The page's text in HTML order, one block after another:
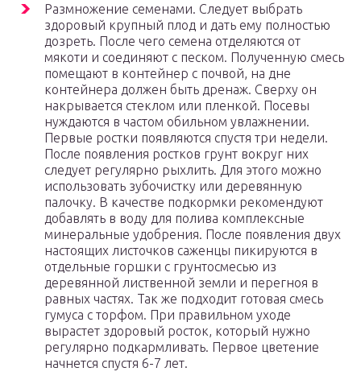
Размножение семенами. Следует выбрать
здоровый крупный плод и дать ему полностью
дозреть. После чего семена отделяются от
мякоти и соединяют с песком. Полученную смесь
помещают в контейнер с почвой, на дне
контейнера должен быть дренаж. Сверху он
накрывается стеклом или пленкой. Посевы
нуждаются в частом обильном увлажнении.
Первые ростки появляются спустя три недели.
После появления ростков грунт вокруг них
следует регулярно рыхлить. Для этого можно
использовать зубочистку или деревянную
палочку. В качестве подкормки рекомендуют
добавлять в воду для полива комплексные
минеральные удобрения. После появления двух
настоящих листочков саженцы пикируются в
отдельные горшки с грунтосмесью из
деревянной лиственной земли и перегноя в
равных частях. Так же подходит готовая смесь
гумуса с торфом. При правильном уходе
вырастет здоровый росток, который нужно
регулярно подкармливать. Первое цветение
начнется спустя 6-7 лет.